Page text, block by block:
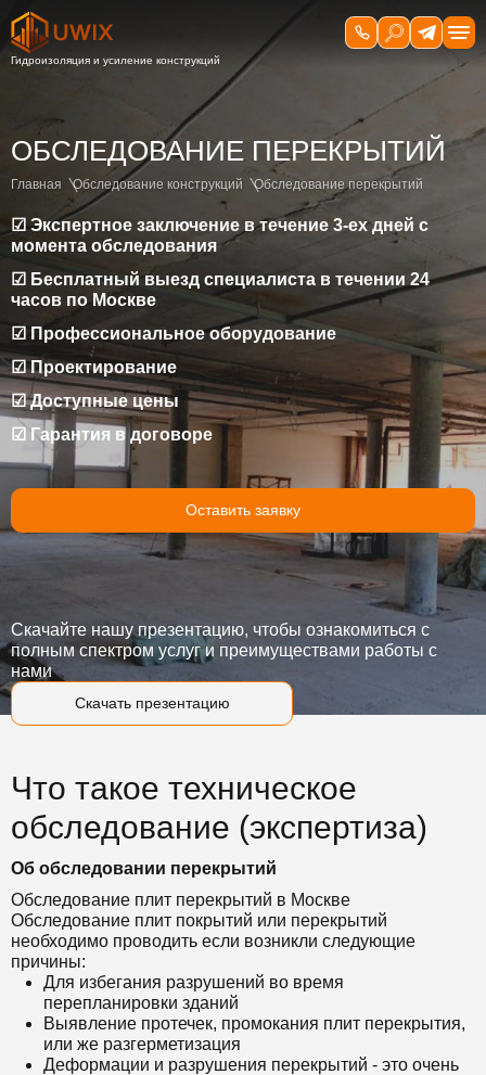
ОБСЛЕДОВАНИЕ ПЕРЕКРЫТИЙ
Главная Обследование конструкций Обследование перекрытий
☑ Экспертное заключение в течение 3-ех дней с
момента обследования
☑ Бесплатный выезд специалиста в течении 24
часов по Москве
☑ Профессиональное оборудование
☑ Проектирование
☑ Доступные цены
☑ Гарантия в договоре
Оставить заявку
Скачать презентацию
Скачайте нашу презентацию, чтобы ознакомиться с
полным спектром услуг и преимуществами работы с
нами
Что такое техническое
обследование (экспертиза)
Об обследовании перекрытий
Обследование плит перекрытий в Москве
Обследование плит покрытий или перекрытий
необходимо проводить если возникли следующие
причины:
Для избегания разрушений во время
перепланировки зданий
Выявление протечек, промокания плит перекрытия,
или же разгерметизация
Деформации и разрушения перекрытий - это очень